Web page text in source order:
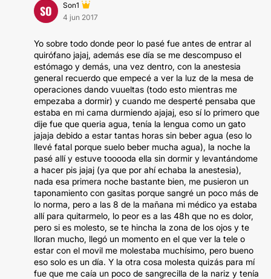
SO
Son1
4 jun 2017
Yo sobre todo donde peor lo pasé fue antes de entrar al
quirófano jajaj, además ese día se me descompuso el
estómago y demás, una vez dentro, con la anestesia
general recuerdo que empecé a ver la luz de la mesa de
operaciones dando vuueltas (todo esto mientras me
empezaba a dormir) y cuando me desperté pensaba que
estaba en mi cama durmiendo ajajaj, eso sí lo primero que
dije fue que queria agua, tenía la lengua como un gato
jajaja debido a estar tantas horas sin beber agua (eso lo
llevé fatal porque suelo beber mucha agua), la noche la
pasé allí y estuve tooooda ella sin dormir y levantándome
a hacer pis jajaj (ya que por ahí echaba la anestesia),
nada esa primera noche bastante bien, me pusieron un
taponamiento con gasitas porque sangré un poco más de
lo norma, pero a las 8 de la mañana mi médico ya estaba
allí para quitarmelo, lo peor es a las 48h que no es dolor,
pero si es molesto, se te hincha la zona de los ojos y te
lloran mucho, llegó un momento en el que ver la tele o
estar con el movil me molestaba muchísimo, pero bueno
eso solo es un día. Y la otra cosa molesta quizás para mí
fue que me caía un poco de sangrecilla de la nariz y tenía